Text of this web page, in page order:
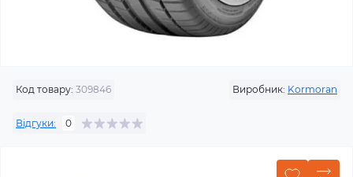
Код товару: 309846 Виробник: Kormoran
Відгуки: 0